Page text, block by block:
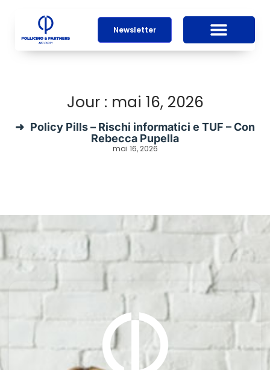
Newsletter
Jour : mai 16, 2026
Policy Pills – Rischi informatici e TUF – Con
Rebecca Pupella
mai 16, 2026